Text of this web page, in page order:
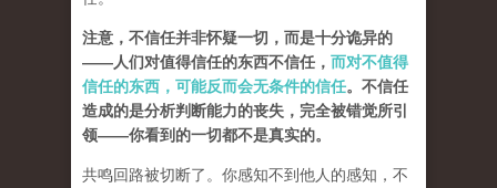
注意，不信任并非怀疑一切，而是十分诡异的
——人们对值得信任的东西不信任， 而对不值得
信任的东西，可能反而会无条件的信任。不信任
造成的是分析判断能力的丧失，完全被错觉所引
领——你看到的一切都不是真实的。
共鸣回路被切断了。你感知不到他人的感知，不